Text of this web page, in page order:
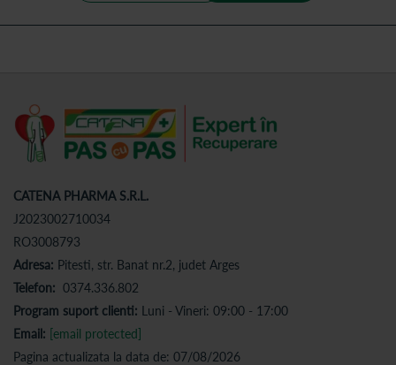
CATENA PHARMA S.R.L.
J2023002710034
RO3008793
Adresa: Pitesti, str. Banat nr.2, judet Arges
Telefon: 0374.336.802
Program suport clienti: Luni - Vineri: 09:00 - 17:00
Email: [email protected]
Pagina actualizata la data de: 07/08/2026